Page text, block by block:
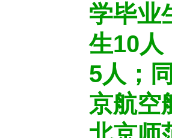
学毕业
生10人
5人；
京航空